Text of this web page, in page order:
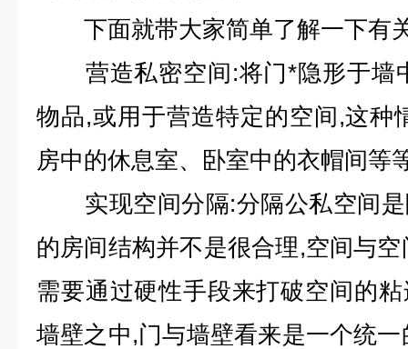
下面就带大家简单了解一下有
营造私密空间:将门*隐形于墙
物品,或用于营造特定的空间,这种
房中的休息室、卧室中的衣帽间等
实现空间分隔:分隔公私空间是
的房间结构并不是很合理,空间与
需要通过硬性手段来打破空间的
墙壁之中,门与墙壁看来是一个统